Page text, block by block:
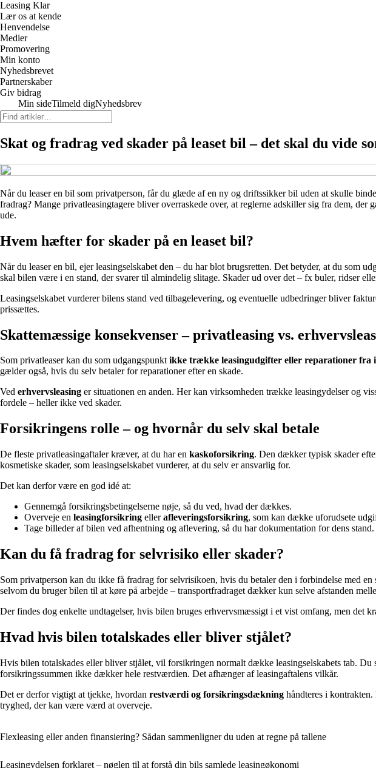
Leasing Klar
Lær os at kende
Henvendelse
Medier
Promovering
Min konto
Nyhedsbrevet
Partnerskaber
Giv bidrag
Min sideTilmeld digNyhedsbrev
Skat og fradrag ved skader på leaset bil – det skal du vide
Når du leaser en bil som privatperson, får du glæde af en ny og driftssikker bil uden at skulle
fradrag? Mange privatleasingtagere bliver overraskede over, at reglerne adskiller sig fra dem,
ude.
Hvem hæfter for skader på en leaset bil?
Når du leaser en bil, ejer leasingselskabet den – du har blot brugsretten. Det betyder, at du som
skal bilen være i en stand, der svarer til almindelig slitage. Skader ud over det – fx buler, ridser
Leasingselskabet vurderer bilens stand ved tilbagelevering, og eventuelle udbedringer bliver
prissættes.
Skattemæssige konsekvenser – privatleasing vs.
Som privatleaser kan du som udgangspunktikke trække leasingudgifter eller reparationer fra
gælder også, hvis du selv betaler for reparationer efter en skade.
Ved erhvervsleasing er situationen en anden. Her kan virksomheden trække leasingydelser og
fordele – heller ikke ved skader.
Forsikringens rolle – og hvornår du selv skal betale
De fleste privatleasingaftaler kræver, at du har en kaskoforsikring. Den dækker typisk skader
kosmetiske skader, som leasingselskabet vurderer, at du selv er ansvarlig for.
Det kan derfor være en god idé at:
Gennemgå forsikringsbetingelserne nøje, så du ved, hvad der dækkes.
Overveje en leasingforsikring ellerafleveringsforsikring, som kan dække uforudsete
Tage billeder af bilen ved afhentning og aflevering, så du har dokumentation for dens stand.
Kan du få fradrag for selvrisiko eller skader?
Som privatperson kan du ikke få fradrag for selvrisikoen, hvis du betaler den i forbindelse med
selvom du bruger bilen til at køre på arbejde – transportfradraget dækker kun selve afstanden
Der findes dog enkelte undtagelser, hvis bilen bruges erhvervsmæssigt i et vist omfang, men det
Hvad hvis bilen totalskades eller bliver stjålet?
Hvis bilen totalskades eller bliver stjålet, vil forsikringen normalt dække leasingselskabets tab.
forsikringssummen ikke dækker hele restværdien. Det afhænger af leasingaftalens vilkår.
Det er derfor vigtigt at tjekke, hvordan restværdi og forsikringsdækning håndteres i
tryghed, der kan være værd at overveje.
Flexleasing eller anden finansiering? Sådan sammenligner du uden at regne på tallene
Leasingydelsen forklaret – nøglen til at forstå din bils samlede leasingøkonomi